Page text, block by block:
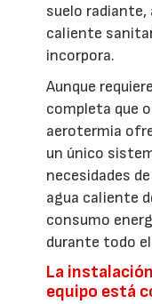
suelo radiante,
caliente
incorpora.
Aunque
completa que
aerotermia
un único
necesidades
agua caliente
consumo
durante todo
La
equipo está